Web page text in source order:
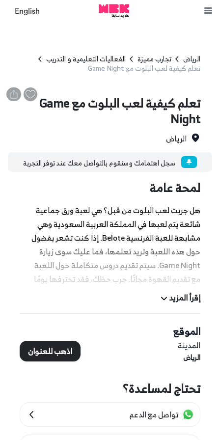
English
الرياض تجارب مميزة الفعاليات التعليمية و التدريب
تعلم كيفية لعب البلوت مع Game Night
تعلم كيفية لعب البلوت مع Game
Night
الرياض
سجل اهتمامك وسنقوم بالتواصل معك عند توفر التجربة
لمحة عامة
هل جربت لعب البلوت من قبل؟ هي لعبة ورق جماعية
شائعة يتم لعبها في المملكة العربية السعودية وهي
مشابهة للعبة الفرنسية Belote. إذا كنت تشعر بفضول
حول هذه اللعبة وتريد تعلمها، فما عليك سوى زيارة
Game Night. سيتم تقديم دروس متكاملة حول اللعبة
مع تقديم القهوة مجانًا. جرب حظك، فقد تحترفها يومًا
ما!
المزيد من التفاصيل:
عامًا.
مدة التجربة وتوقيتها:
هذه التجربة متوفرة أيام الثلاثاء والجمعة من الساعة
إقرأ المزيد
الموقع
المدينة
الرياض اذهب للعنوان
تحتاج لمساعدة؟
تواصل مع الدعم